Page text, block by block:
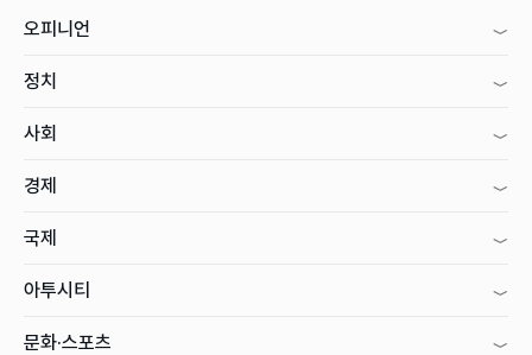
오피니언
정치
사회
경제
국제
아투시티
문화·스포츠